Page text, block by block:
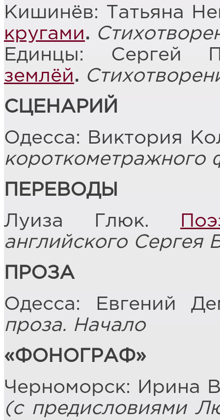
Кишинёв: Татьяна
кругами.
Единцы: Сергей
землёй.
СЦЕНАРИЙ
Одесса: Виктория
короткометражного
ПЕРЕВОДЫ
Луиза Глюк.
английского Сергея
ПРОЗА
Одесса: Евгений
проза. Начало
«ФОНОГРАФ»
Черноморск: Ирина
(с предисловиями